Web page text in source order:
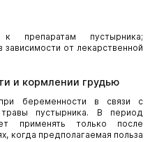
к препаратам пустырника;
от лекарственной
и кормлении грудью
беременности в связи с
пустырника. В период
применять только после
когда предполагаемая польза